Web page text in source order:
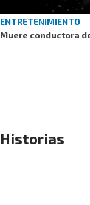
ENTRETENIMIENTO
Muere conductora
Historias